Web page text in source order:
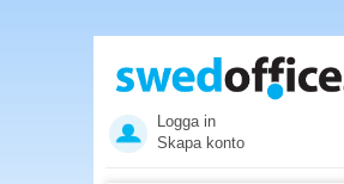
Logga in
Skapa konto